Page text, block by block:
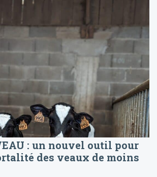
: un nouvel outil pour
des veaux de moins